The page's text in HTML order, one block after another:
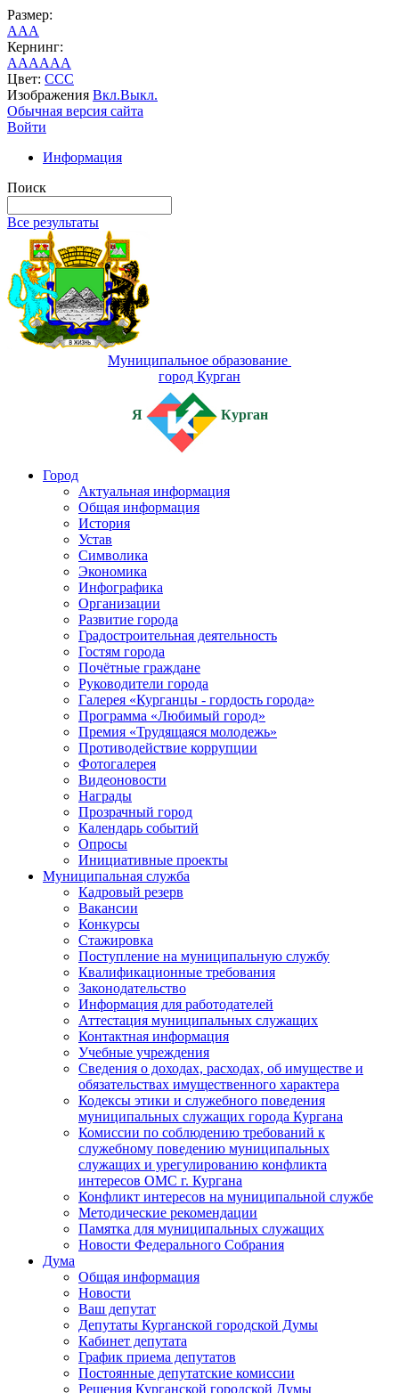
Размер:
AAA
Кернинг:
AAAAAA
Цвет: CCC
Изображения Вкл.Выкл.
Обычная версия сайта
Войти
Информация
Поиск
Все результаты
Муниципальное образование
город Курган
Я Курган
Город
Актуальная информация
Общая информация
История
Устав
Символика
Экономика
Инфографика
Организации
Развитие города
Градостроительная деятельность
Гостям города
Почётные граждане
Руководители города
Галерея «Курганцы - гордость города»
Программа «Любимый город»
Премия «Трудящаяся молодежь»
Противодействие коррупции
Фотогалерея
Видеоновости
Награды
Прозрачный город
Календарь событий
Опросы
Инициативные проекты
Муниципальная служба
Кадровый резерв
Вакансии
Конкурсы
Стажировка
Поступление на муниципальную службу
Квалификационные требования
Законодательство
Информация для работодателей
Аттестация муниципальных служащих
Контактная информация
Учебные учреждения
Сведения о доходах, расходах, об имуществе и
обязательствах имущественного характера
Кодексы этики и служебного поведения
муниципальных служащих города Кургана
Комиссии по соблюдению требований к
служебному поведению муниципальных
служащих и урегулированию конфликта
интересов ОМС г. Кургана
Конфликт интересов на муниципальной службе
Методические рекомендации
Памятка для муниципальных служащих
Новости Федерального Cобрания
Дума
Общая информация
Новости
Ваш депутат
Депутаты Курганской городской Думы
Кабинет депутата
График приема депутатов
Постоянные депутатские комиссии
Решения Курганской городской Думы